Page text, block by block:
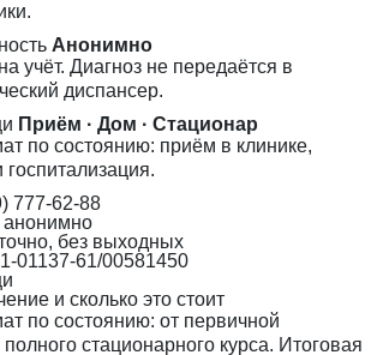
Анонимно
учёт. Диагноз не передаётся в
диспансер.
Приём · Дом · Стационар
по состоянию: приём в клинике,
777-62-88
анонимно
без выходных
01137-61/00581450
и сколько это стоит
по состоянию: от первичной
полного стационарного курса. Итоговая